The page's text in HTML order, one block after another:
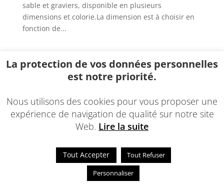
sable et graviers, disponible en plusieurs
dimensions et colorie.La dimension est à choisir en
fonction de...
© 2021 - Une réalisation EDConcept24.fr-Mentions
légales
La protection de vos données personnelles
est notre priorité.
Nous utilisons des cookies pour vous proposer une
expérience de navigation de qualité sur notre site
Web. Lire la suite
Tout Accepter
Tout Refuser
Personnaliser